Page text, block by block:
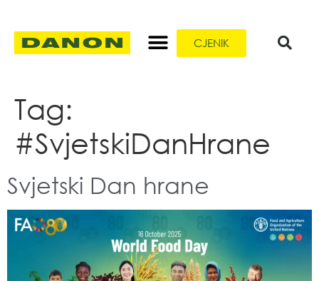
CJENIK
Tag:
#SvjetskiDanHrane
Svjetski Dan hrane